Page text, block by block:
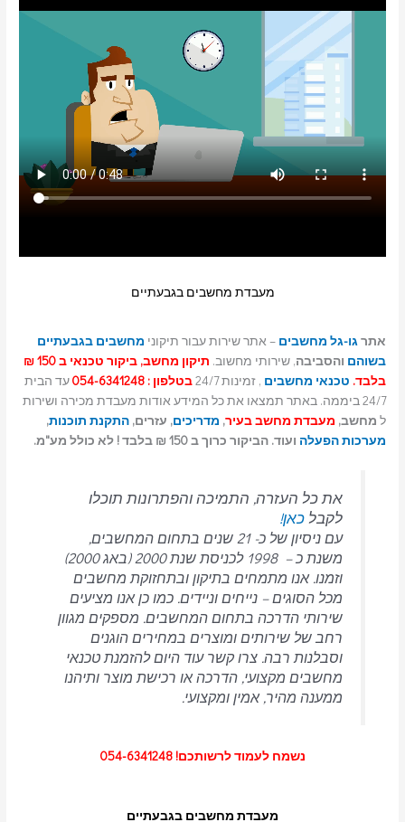
מעבדת מחשבים בגבעתיים
אתרגו-גל מחשבים – אתר שירות עבור תיקוני מחשבים בגבעתיים
בשוהם והסביבה, שירותי מחשוב.
תיקון מחשב, ביקור טכנאי ב 150 ₪
בלבד. טכנאי מחשבים , זמינות 24/7 בטלפון : 054-6341248
עד הבית
24/7 ביממה. באתר תמצאו את כל המידע אודות מעבדת מכירה ושירות
ל מחשב, מעבדת מחשב בעיר, מדריכים, עזרים,התקנת תוכנות,
מערכות הפעלה ועוד. הביקור כרוך ב 150 ₪ בלבד ! לא כולל מע"מ.
את כל העזרה, התמיכה והפתרונות תוכלו
לקבלכאן!
עם ניסיון של כ- 21 שנים בתחום המחשבים,
משנת כ – 1998 לכניסת שנת 2000 (באג 2000)
וזמנו. אנו מתמחים בתיקון ובתחזוקת מחשבים
מכל הסוגים – נייחים וניידים. כמו כן אנו מציעים
שירותי הדרכה בתחום המחשבים. מספקים מגוון
רחב של שירותים ומוצרים במחירים הוגנים
וסבלנות רבה. צרו קשר עוד היום להזמנת טכנאי
מחשבים מקצועי, הדרכה או רכישת מוצר ותיהנו
ממענה מהיר, אמין ומקצועי.
נשמח לעמוד לרשותכם! 054-6341248
מעבדת מחשבים בגבעתיים